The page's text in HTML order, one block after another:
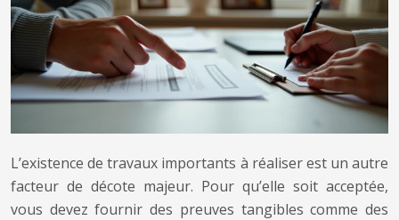
L’existence de travaux importants à réaliser est un autre
facteur de décote majeur. Pour qu’elle soit acceptée,
vous devez fournir des preuves tangibles comme des